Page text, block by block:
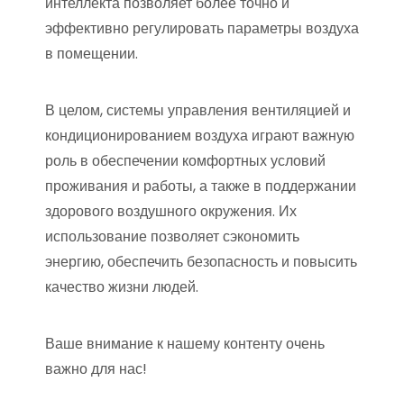
эффективно регулировать параметры воздуха
в помещении.
В целом, системы управления вентиляцией и
кондиционированием воздуха играют важную
роль в обеспечении комфортных условий
проживания и работы, а также в поддержании
здорового воздушного окружения. Их
использование позволяет сэкономить
энергию, обеспечить безопасность и повысить
качество жизни людей.
Ваше внимание к нашему контенту очень
важно для нас!